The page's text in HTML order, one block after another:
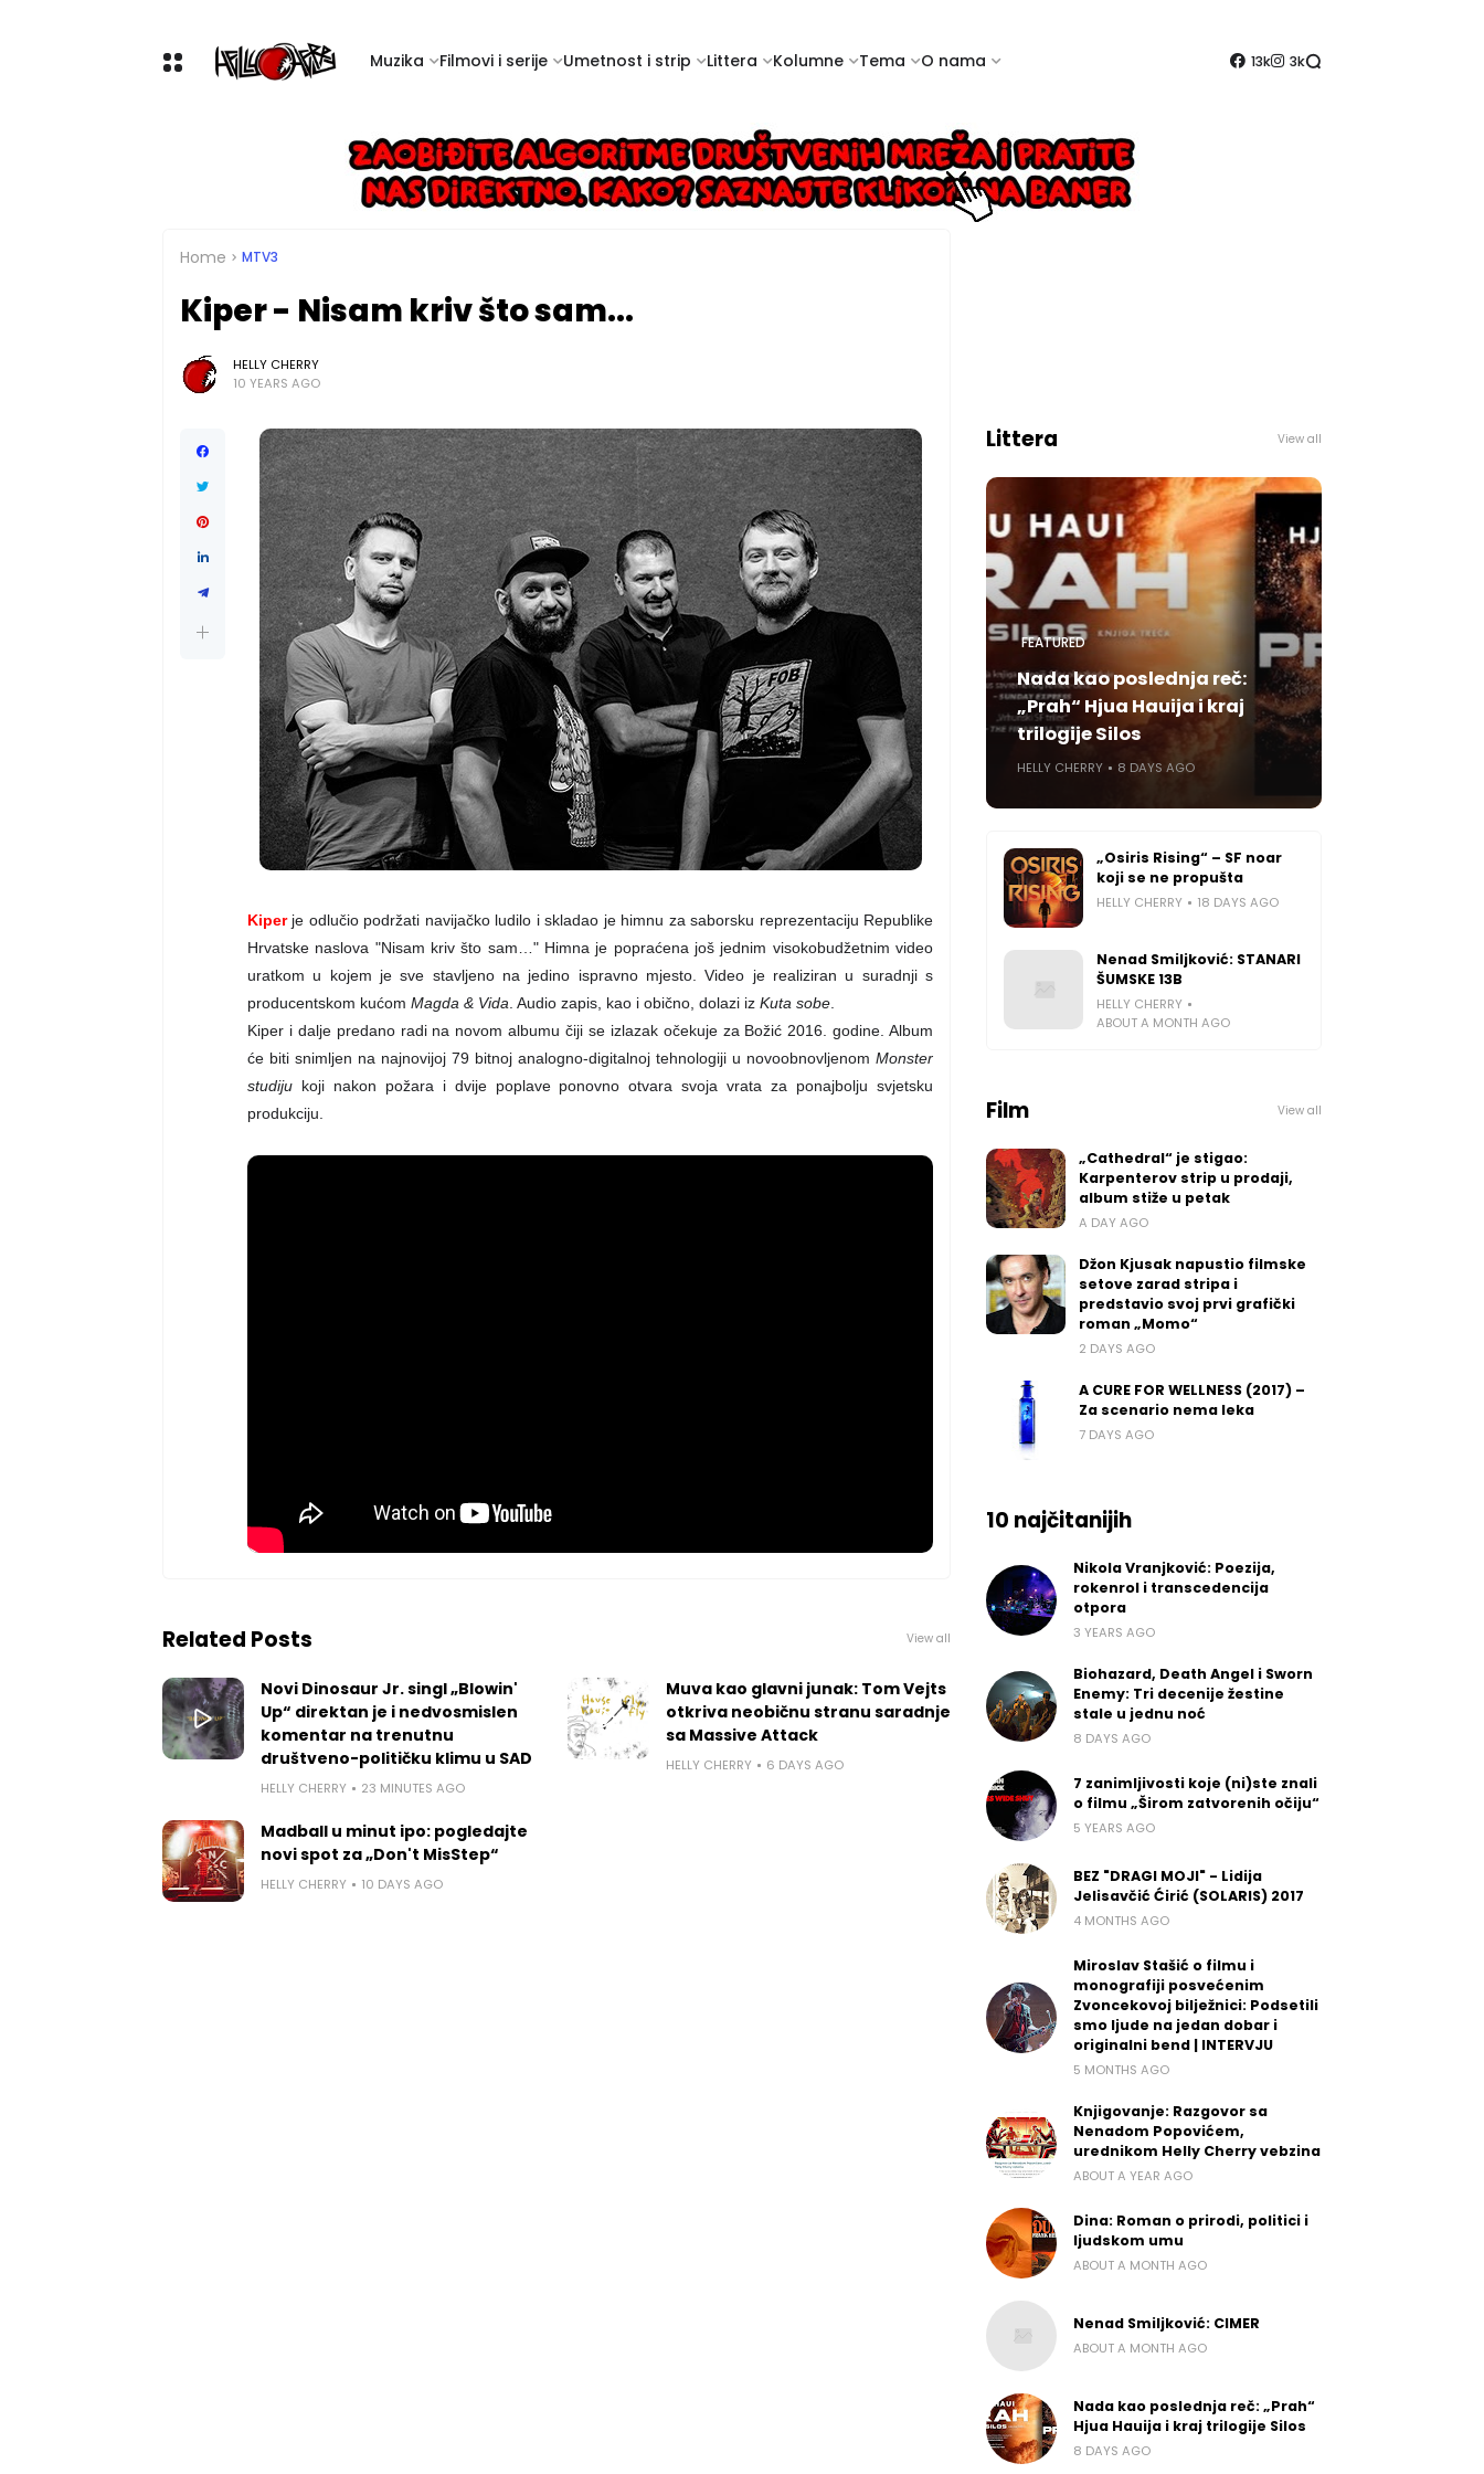
Muzika Filmovi i serije Umetnost i strip Littera Kolumne Tema O nama 13k 3k
Home MTV3
Kiper - Nisam kriv što sam...
HELLY CHERRY
10 YEARS AGO
Kiperje odlučio podržati navijačko ludilo i skladao je himnu za saborsku reprezentaciju Republike
Hrvatske naslova "Nisam kriv što sam…" Himna je popraćena još jednim visokobudžetnim video
uratkom u kojem je sve stavljeno na jedino ispravno mjesto.Video je realiziran u suradnji s
producentskom kućom Magda & Vida . Audio zapis, kao i obično, dolazi iz Kuta sobe
Kiper i dalje predano radi na novom albumu čiji se izlazak očekuje za Božić 2016. godine. Album
će biti snimljen na najnovijoj 79 bitnoj analogno-digitalnoj tehnologiji u novoobnovljenom Monster
studiju koji nakon požara i dvije poplave ponovno otvara svoja vrata za ponajbolju svjetsku
produkciju.
Related Posts View all
Novi Dinosaur Jr. singl „Blowin'
Up“ direktan je i nedvosmislen
komentar na trenutnu
društveno-političku klimu u SAD
HELLY CHERRY 23 MINUTES AGO
Muva kao glavni junak: Tom Vejts
otkriva neobičnu stranu saradnje
sa Massive Attack
HELLY CHERRY 6 DAYS AGO
Madball u minut ipo: pogledajte
novi spot za „Don't MisStep“
HELLY CHERRY 10 DAYS AGO
Littera View all
FEATURED
Nada kao poslednja reč:
„Prah“ Hjua Hauija i kraj
trilogije Silos
HELLY CHERRY 8 DAYS AGO
„Osiris Rising“ – SF noar
koji se ne propušta
HELLY CHERRY 18 DAYS AGO
Nenad Smiljković: STANARI
ŠUMSKE 13B
HELLY CHERRY
ABOUT A MONTH AGO
Film View all
„Cathedral“ je stigao:
Karpenterov strip u prodaji,
album stiže u petak
A DAY AGO
Džon Kjusak napustio filmske
setove zarad stripa i
predstavio svoj prvi grafički
roman „Momo“
2 DAYS AGO
A CURE FOR WELLNESS (2017) –
Za scenario nema leka
7 DAYS AGO
10 najčitanijih
Nikola Vranjković: Poezija,
rokenrol i transcedencija
otpora
3 YEARS AGO
Biohazard, Death Angel i Sworn
Enemy: Tri decenije žestine
stale u jednu noć
8 DAYS AGO
7 zanimljivosti koje (ni)ste znali
o filmu „Širom zatvorenih očiju“
5 YEARS AGO
BEZ "DRAGI MOJI" - Lidija
Jelisavčić Ćirić (SOLARIS) 2017
4 MONTHS AGO
Miroslav Stašić o filmu i
monografiji posvećenim
Zvoncekovoj bilježnici: Podsetili
smo ljude na jedan dobar i
originalni bend | INTERVJU
5 MONTHS AGO
Knjigovanje: Razgovor sa
Nenadom Popovićem,
urednikom Helly Cherry vebzina
ABOUT A YEAR AGO
Dina: Roman o prirodi, politici i
ljudskom umu
ABOUT A MONTH AGO
Nenad Smiljković: CIMER
ABOUT A MONTH AGO
Nada kao poslednja reč: „Prah“
Hjua Hauija i kraj trilogije Silos
8 DAYS AGO